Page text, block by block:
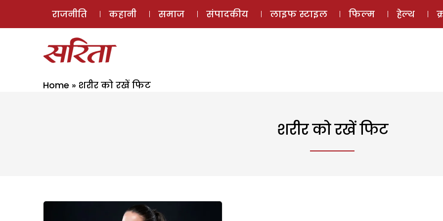
ई-मैगज़ीन
राजनीति कहानी समाज संपादकीय लाइफ स्टाइल फिल्म हेल्थ
Home » शरीर को रखें फिट
शरीर को रखें फिट